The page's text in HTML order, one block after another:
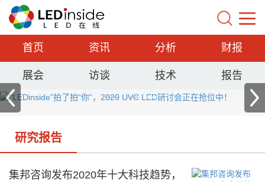
首页 资讯 分析 财报
展会 访谈 技术 报告
研究报告
集邦咨询发布2020年十大科技趋势，